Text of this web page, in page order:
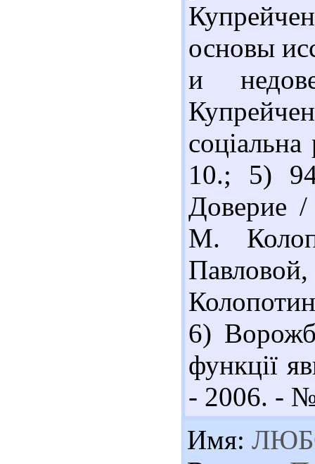
основы
и
10.; 5)
Доверие
М.
6)
функції
- 2006. -
Имя: